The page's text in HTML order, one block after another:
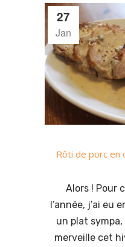
27
Jan
Rôti de porc en
Alors ! Pour
l’année, j’ai eu
un plat
merveille cet